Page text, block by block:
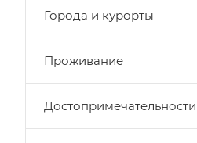
Города и курорты
Проживание
Достопримечательности